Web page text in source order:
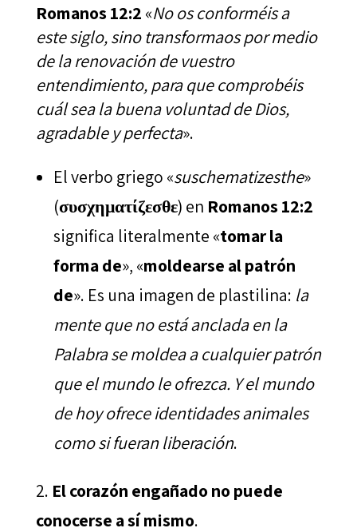
Romanos 12:2 «No os conforméis a
este siglo, sino transformaos por medio
de la renovación de vuestro
entendimiento, para que comprobéis
cuál sea la buena voluntad de Dios,
agradable y perfecta».
El verbo griego «suschematizesthe»
(συσχηματίζεσθε) en Romanos 12:2
significa literalmente «tomar la
forma de», «moldearse al patrón
de». Es una imagen de plastilina: la
mente que no está anclada en la
Palabra se moldea a cualquier patrón
que el mundo le ofrezca. Y el mundo
de hoy ofrece identidades animales
como si fueran liberación.
El corazón engañado no puede
conocerse a sí mismo.